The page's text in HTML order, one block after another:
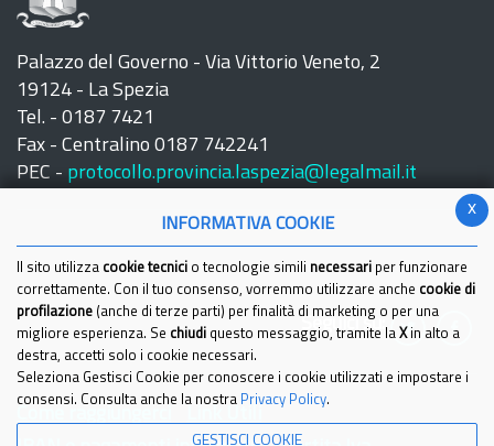
Palazzo del Governo - Via Vittorio Veneto, 2
19124 - La Spezia
Tel. - 0187 7421
Fax - Centralino 0187 742241
PEC - protocollo.provincia.laspezia@legalmail.it
Seguici su:
x
INFORMATIVA COOKIE
Il sito utilizza cookie tecnici o tecnologie simili necessari per funzionare
correttamente. Con il tuo consenso, vorremmo utilizzare anche cookie di
profilazione (anche di terze parti) per finalità di marketing o per una
migliore esperienza. Se chiudi questo messaggio, tramite la Xin alto a
destra, accetti solo i cookie necessari.
Seleziona Gestisci Cookie per conoscere i cookie utilizzati e impostare i
consensi. Consulta anche la nostra Privacy Policy.
GESTISCI COOKIE